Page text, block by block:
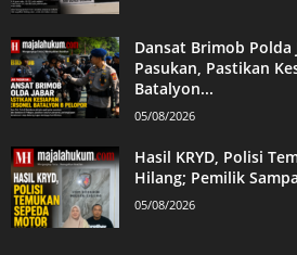
Dansat Brimob Polda
Pasukan, Pastikan
Batalyon...
05/08/2026
Hasil KRYD, Polisi
Hilang; Pemilik
05/08/2026